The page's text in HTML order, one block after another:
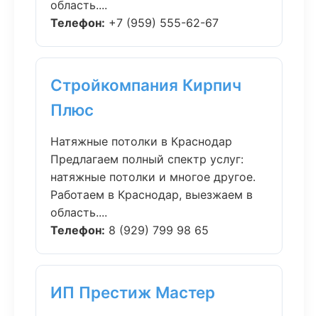
область....
Телефон: +7 (959) 555-62-67
Стройкомпания Кирпич
Плюс
Натяжные потолки в Краснодар
Предлагаем полный спектр услуг:
натяжные потолки и многое другое.
Работаем в Краснодар, выезжаем в
область....
Телефон: 8 (929) 799 98 65
ИП Престиж Мастер